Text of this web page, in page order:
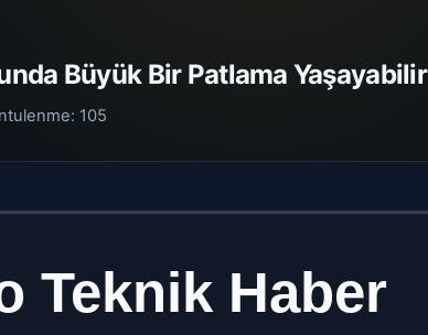
Büyük Bir Patlama Yaşayabilir
105